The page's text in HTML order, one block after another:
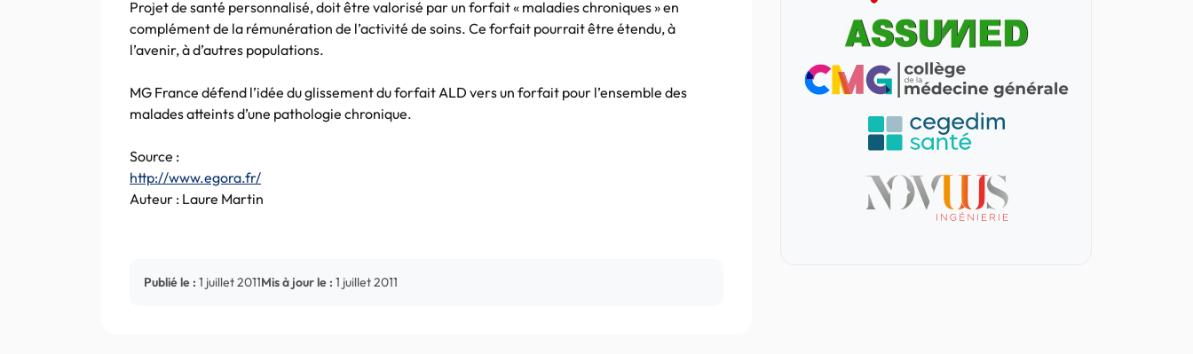
Projet de santé personnalisé, doit être valorisé par un forfait « maladies chroniques » en
complément de la rémunération de l’activité de soins. Ce forfait pourrait être étendu, à
l’avenir, à d’autres populations.
MG France défend l’idée du glissement du forfait ALD vers un forfait pour l’ensemble des
malades atteints d’une pathologie chronique.
Source :
http://www.egora.fr/
Auteur : Laure Martin
Publié le : 1 juillet 2011Mis à jour le : 1 juillet 2011